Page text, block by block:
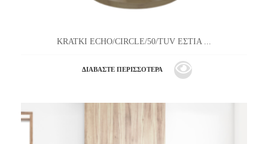
KRATKI ECHO/CIRCLE/50/TUV ΕΣΤΙΑ ...
ΔΙΑΒΆΣΤΕ ΠΕΡΙΣΣΌΤΕΡΑ